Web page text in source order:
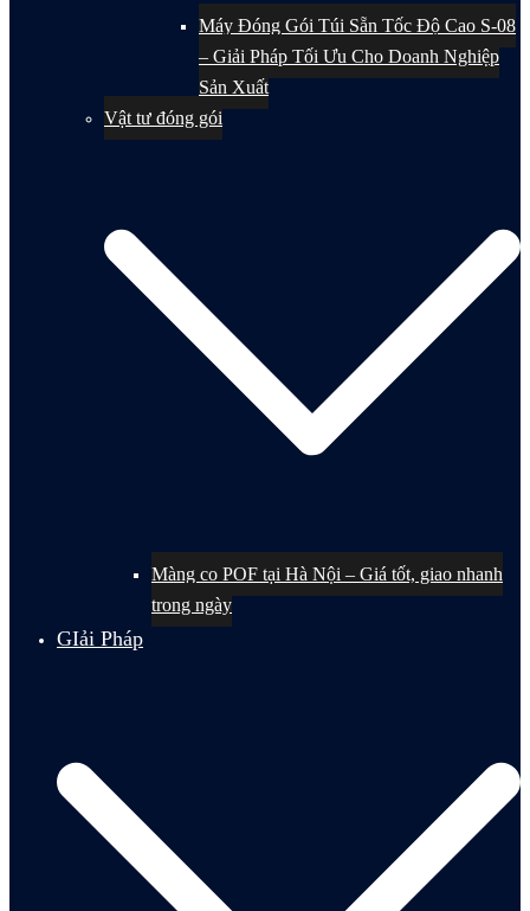
Máy Đóng Gói Túi Sẵn Tốc Độ Cao S-08
– Giải Pháp Tối Ưu Cho Doanh Nghiệp
Sản Xuất
Vật tư đóng gói
Màng co POF tại Hà Nội – Giá tốt, giao nhanh
trong ngày
GIải Pháp